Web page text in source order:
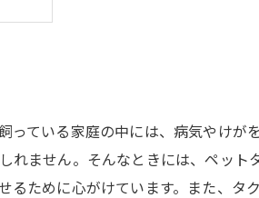
う
っている家庭の中には、病気やけが
れません。そんなときには、ペット
るために心がけています。また、タ